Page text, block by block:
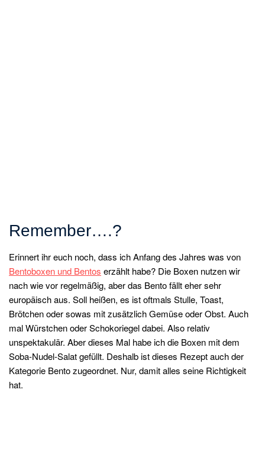
Remember….?
Erinnert ihr euch noch, dass ich Anfang des Jahres was von
Bentoboxen und Bentos erzählt habe? Die Boxen nutzen wir
nach wie vor regelmäßig, aber das Bento fällt eher sehr
europäisch aus. Soll heißen, es ist oftmals Stulle, Toast,
Brötchen oder sowas mit zusätzlich Gemüse oder Obst. Auch
mal Würstchen oder Schokoriegel dabei. Also relativ
unspektakulär. Aber dieses Mal habe ich die Boxen mit dem
Soba-Nudel-Salat gefüllt. Deshalb ist dieses Rezept auch der
Kategorie Bento zugeordnet. Nur, damit alles seine Richtigkeit
hat.